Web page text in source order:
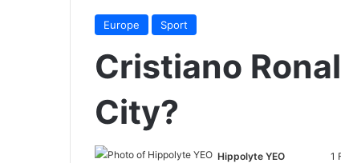
Europe Sport
Cristiano
City?
Hippolyte YEO 1